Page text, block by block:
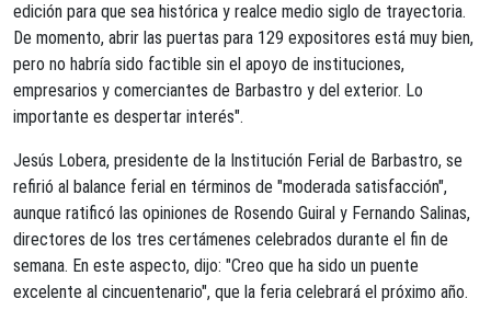
edición para que sea histórica y realce medio siglo de trayectoria.
De momento, abrir las puertas para 129 expositores está muy bien,
pero no habría sido factible sin el apoyo de instituciones,
empresarios y comerciantes de Barbastro y del exterior. Lo
importante es despertar interés".
Jesús Lobera, presidente de la Institución Ferial de Barbastro, se
refirió al balance ferial en términos de "moderada satisfacción",
aunque ratificó las opiniones de Rosendo Guiral y Fernando Salinas,
directores de los tres certámenes celebrados durante el fin de
semana. En este aspecto, dijo: "Creo que ha sido un puente
excelente al cincuentenario", que la feria celebrará el próximo año.